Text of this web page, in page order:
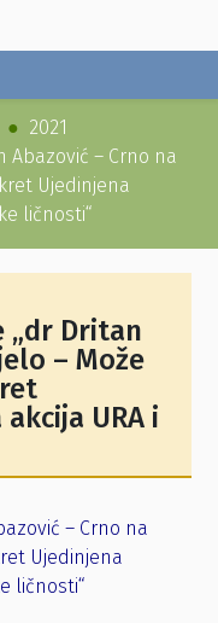
2021
Abazović – Crno na
Ujedinjena
ličnosti“
„dr Dritan
– Može
URA i
– Crno na
Ujedinjena
ličnosti“